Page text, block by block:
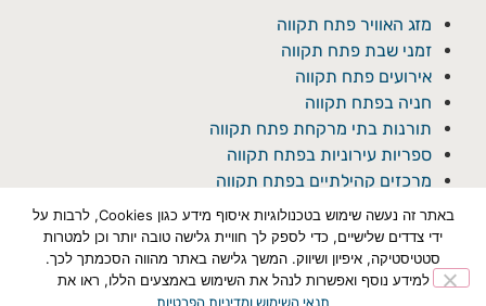
מזג האוויר פתח תקווה
זמני שבת פתח תקווה
אירועים פתח תקווה
חניה בפתח תקווה
תורנות בתי מרקחת פתח תקווה
ספריות עירוניות בפתח תקווה
מרכזים קהילתיים בפתח תקווה
באתר זה נעשה שימוש בטכנולוגיות איסוף מידע כגון Cookies, לרבות על
ידי צדדים שלישיים, כדי לספק לך חוויית גלישה טובה יותר וכן למטרות
סטטיסטיקה, איפיון ושיווק. המשך גלישה באתר מהווה הסכמתך לכך.
למידע נוסף ואפשרות לנהל את השימוש באמצעים הללו, ראו את
תנאי השימוש ומדיניות הפרטיות